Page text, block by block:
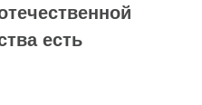
есть